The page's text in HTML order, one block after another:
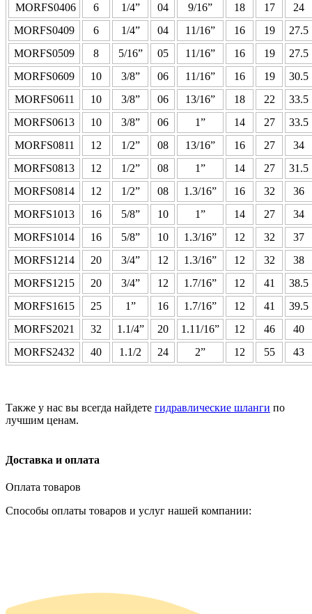
MORFS0406
6 1/4” 04 9/16” 18 17
24
MORFS0409
6 1/4” 04 11/16” 16 19
27.5
MORFS0509
8 5/16” 05 11/16” 16 19
27.5
MORFS0609
10 3/8” 06 11/16” 16 19
30.5
MORFS0611
10 3/8” 06 13/16” 18 22
33.5
MORFS0613
10 3/8” 06 1” 14 27
33.5
MORFS0811
12 1/2” 08 13/16” 16 27
34
MORFS0813
12 1/2” 08 1” 14 27
31.5
MORFS0814
12 1/2” 08 1.3/16” 16 32
36
MORFS1013
16 5/8” 10 1” 14 27
34
MORFS1014
16 5/8” 10 1.3/16” 12 32
37
MORFS1214
20 3/4” 12 1.3/16” 12 32
38
MORFS1215
20 3/4” 12 1.7/16” 12 41
38.5
MORFS1615
25 1” 16 1.7/16” 12 41
39.5
MORFS2021
32 1.1/4” 20 1.11/16” 12 46
40
MORFS2432
40 1.1/2 24 2” 12 55 43
Также у нас вы всегда найдете гидравлические шланги по
лучшим ценам.
Доставка и оплата
Оплата товаров
Способы оплаты товаров и услуг нашей компании: